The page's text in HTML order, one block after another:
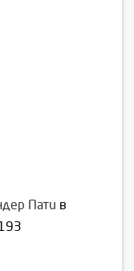
Пати в